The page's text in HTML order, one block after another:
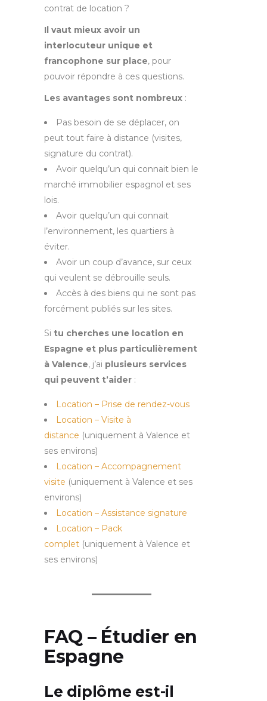
contrat de location ?
Il vaut mieux avoir un
interlocuteur unique et
francophone sur place, pour
pouvoir répondre à ces questions.
Les avantages sont nombreux :
Pas besoin de se déplacer, on
peut tout faire à distance (visites,
signature du contrat).
Avoir quelqu’un qui connait bien le
marché immobilier espagnol et ses
lois.
Avoir quelqu’un qui connait
l’environnement, les quartiers à
éviter.
Avoir un coup d’avance, sur ceux
qui veulent se débrouille seuls.
Accès à des biens qui ne sont pas
forcément publiés sur les sites.
Si tu cherches une location en
Espagne et plus particulièrement
à Valence, j’ai plusieurs services
qui peuvent t’aider :
Location – Prise de rendez-vous
Location – Visite à
distance (uniquement à Valence et
ses environs)
Location – Accompagnement
visite (uniquement à Valence et ses
environs)
Location – Assistance signature
Location – Pack
complet (uniquement à Valence et
ses environs)
FAQ – Étudier en
Espagne
Le diplôme est-il